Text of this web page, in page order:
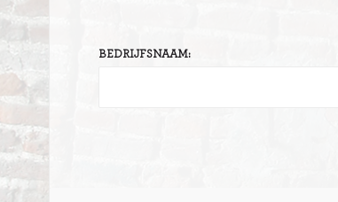
BEDRIJFSNAAM: